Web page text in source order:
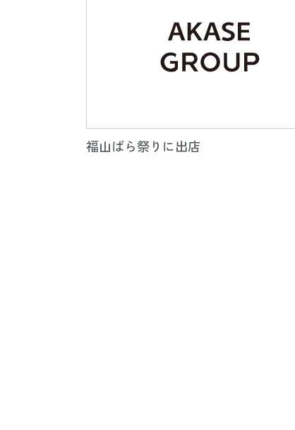
福山ばら祭りに出店